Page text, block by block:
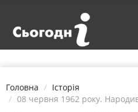
Головна
Історія
08 червня 1962 року.